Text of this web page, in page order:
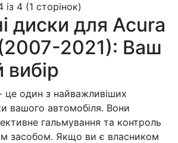
4 (1 сторінок)
диски для Acura
2021): Ваш
вибір
це один з найважливіших
вашого автомобіля. Вони
гальмування та контроль
засобом. Якщо ви є власником